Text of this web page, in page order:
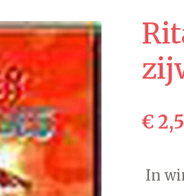
€
In